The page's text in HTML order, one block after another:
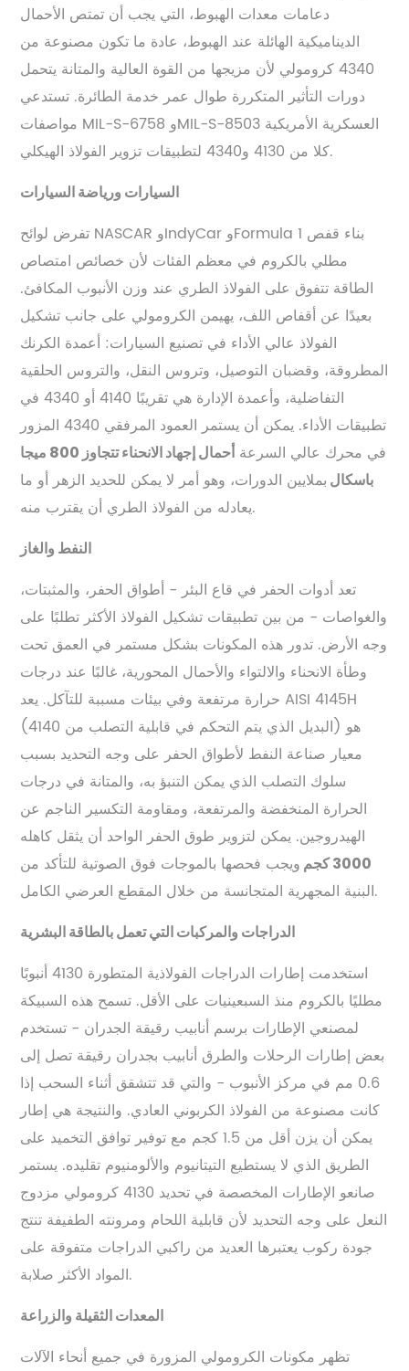
دعامات معدات الهبوط، التي يجب أن تمتص الأحمال
الديناميكية الهائلة عند الهبوط، عادة ما تكون مصنوعة من
4340 كرومولي لأن مزيجها من القوة العالية والمتانة يتحمل
دورات التأثير المتكررة طوال عمر خدمة الطائرة. تستدعي
مواصفات MIL-S-6758 وMIL-S-8503 العسكرية الأمريكية
كلا من 4130 و4340 لتطبيقات تزوير الفولاذ الهيكلي.
السيارات ورياضة السيارات
تفرض لوائح NASCAR وIndyCar وFormula 1 بناء قفص
مطلي بالكروم في معظم الفئات لأن خصائص امتصاص
الطاقة تتفوق على الفولاذ الطري عند وزن الأنبوب المكافئ.
بعيدًا عن أقفاص اللف، يهيمن الكرومولي على جانب تشكيل
الفولاذ عالي الأداء في تصنيع السيارات: أعمدة الكرنك
المطروقة، وقضبان التوصيل، وتروس النقل، والتروس الحلقية
التفاضلية، وأعمدة الإدارة هي تقريبًا 4140 أو 4340 في
تطبيقات الأداء. يمكن أن يستمر العمود المرفقي 4340 المزور
في محرك عالي السرعة
أحمال إجهاد الانحناء تتجاوز 800 ميجا
باسكال بملايين الدورات، وهو أمر لا يمكن للحديد الزهر أو ما
يعادله من الفولاذ الطري أن يقترب منه.
النفط والغاز
تعد أدوات الحفر في قاع البئر - أطواق الحفر، والمثبتات،
والغواصات - من بين تطبيقات تشكيل الفولاذ الأكثر تطلبًا على
وجه الأرض. تدور هذه المكونات بشكل مستمر في العمق تحت
وطأة الانحناء والالتواء والأحمال المحورية، غالبًا عند درجات
حرارة مرتفعة وفي بيئات مسببة للتآكل. يعد AISI 4145H
(البديل الذي يتم التحكم في قابلية التصلب من 4140) هو
معيار صناعة النفط لأطواق الحفر على وجه التحديد بسبب
سلوك التصلب الذي يمكن التنبؤ به، والمتانة في درجات
الحرارة المنخفضة والمرتفعة، ومقاومة التكسير الناجم عن
الهيدروجين. يمكن لتزوير طوق الحفر الواحد أن يثقل كاهله
3000 كجم
ويجب فحصها بالموجات فوق الصوتية للتأكد من
البنية المجهرية المتجانسة من خلال المقطع العرضي الكامل.
الدراجات والمركبات التي تعمل بالطاقة البشرية
استخدمت إطارات الدراجات الفولاذية المتطورة 4130 أنبوبًا
مطليًا بالكروم منذ السبعينيات على الأقل. تسمح هذه السبيكة
لمصنعي الإطارات برسم أنابيب رقيقة الجدران - تستخدم
بعض إطارات الرحلات والطرق أنابيب بجدران رقيقة تصل إلى
0.6 مم في مركز الأنبوب - والتي قد تتشقق أثناء السحب إذا
كانت مصنوعة من الفولاذ الكربوني العادي. والنتيجة هي إطار
يمكن أن يزن أقل من 1.5 كجم مع توفير توافق التخميد على
الطريق الذي لا يستطيع التيتانيوم والألومنيوم تقليده. يستمر
صانعو الإطارات المخصصة في تحديد 4130 كرومولي مزدوج
النعل على وجه التحديد لأن قابلية اللحام ومرونته الطفيفة تنتج
جودة ركوب يعتبرها العديد من راكبي الدراجات متفوقة على
المواد الأكثر صلابة.
المعدات الثقيلة والزراعة
تظهر مكونات الكرومولي المزورة في جميع أنحاء الآلات